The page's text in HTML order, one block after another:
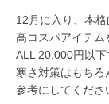
12月に入り、本
高コスパアイテム
ALL 20,000円以下
寒さ対策はもち
参考にしてくださ